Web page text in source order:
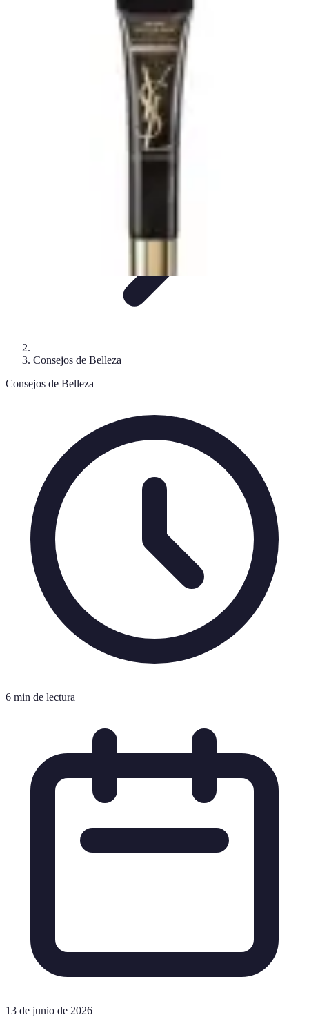
Cuidado de la pielCuidado de la Piel
Cuidado del Cabello
Consejos de Belleza
Consejos de Belleza
6 min de lectura
13 de junio de 2026